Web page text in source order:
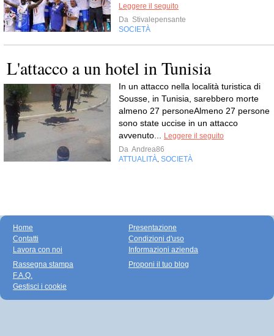
Leggere il seguito
Da Stivalepensante
SOCIETÀ
L'attacco a un hotel in Tunisia
In un attacco nella località turistica di
Sousse, in Tunisia, sarebbero morte
almeno 27 personeAlmeno 27 persone
sono state uccise in un attacco
avvenuto... Leggere il seguito
Da Andrea86
ATTUALITÀ, SOCIETÀ
Home
Contatti
Lavora con noi
Presentazione
Condizioni d'uso
Informazioni azienda
Rassegna stampa
F.A.Q.
Gestisci i cookie
Proponi il tuo blog